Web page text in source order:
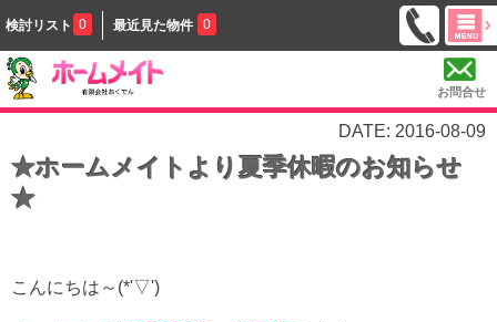
検討リスト 0 最近見た物件 0
お問合せ
DATE: 2016-08-09
★ホームメイトより夏季休暇のお知らせ
★
こんにちは～(*'▽')